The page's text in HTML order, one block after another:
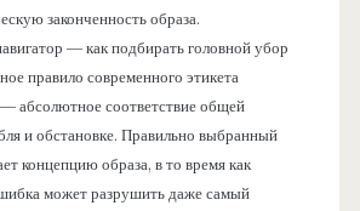
законченность образа.
— как подбирать головной убор
правило современного этикета
абсолютное соответствие общей
и обстановке. Правильно выбранный
концепцию образа, в то время как
может разрушить даже самый